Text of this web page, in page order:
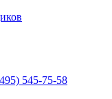
545-75-58